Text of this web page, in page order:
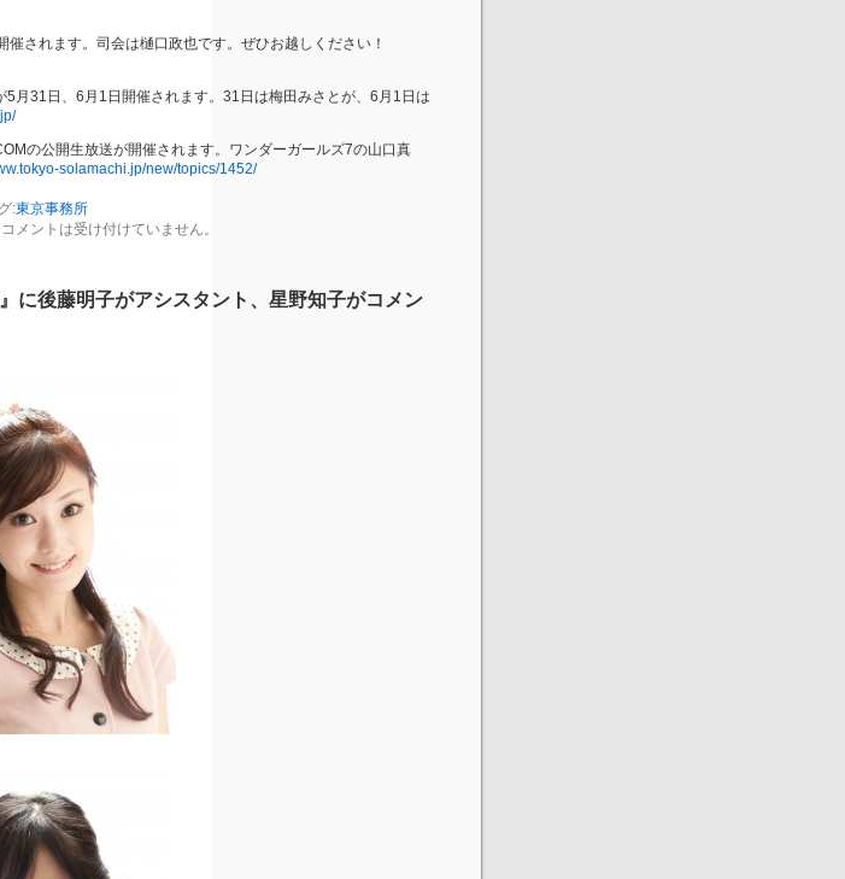
されます。司会は樋口政也です。ぜひお越しください！
月31日、6月1日開催されます。31日は梅田みさとが、6月1日は
の公開生放送が開催されます。ワンダーガールズ7の山口真
solamachi.jp/new/topics/1452/
:東京事務所
コメントは受け付けていません。
に後藤明子がアシスタント、星野知子がコメン